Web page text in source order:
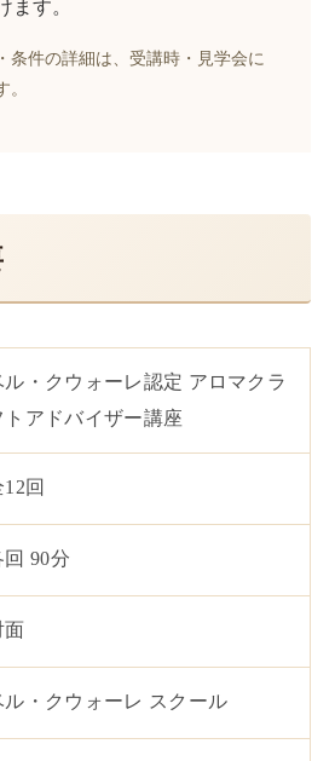
ます。
条件の詳細は、受講時・見学会に
ル・クウォーレ認定 アロマクラ
トアドバイザー講座
12回
回 90分
面
ル・クウォーレ スクール